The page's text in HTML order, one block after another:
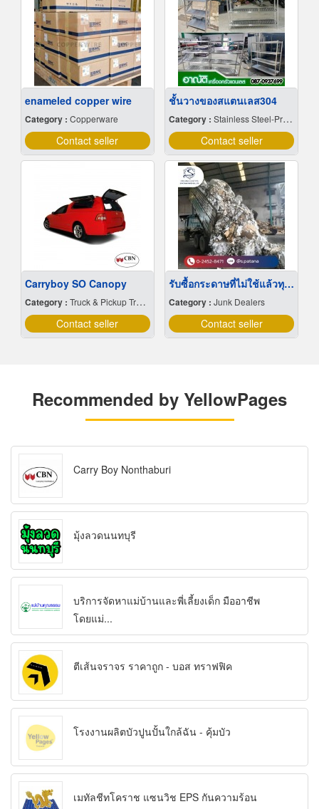
enameled copper wire
Category : Copperware
Contact seller
ชั้นวางของสแตนเลส304
Category : Stainless Steel-Products
Contact seller
Carryboy SO Canopy
Category : Truck & Pickup Truck-Bodies & Roof Racks
Contact seller
รับซื้อกระดาษที่ไม่ใช้แล้วทุกชนิด พระราม2
Category : Junk Dealers
Contact seller
Recommended by YellowPages
Carry Boy Nonthaburi
มุ้งลวดนนทบุรี
บริการจัดหาแม่บ้านและพี่เลี้ยงเด็ก มืออาชีพ
โดยแม่...
ตีเส้นจราจร ราคาถูก - บอส ทราฟฟิค
โรงงานผลิตบัวปูนปั้นใกล้ฉัน - คุ้มบัว
เมทัลชีทโคราช แซนวิช EPS กันความร้อน